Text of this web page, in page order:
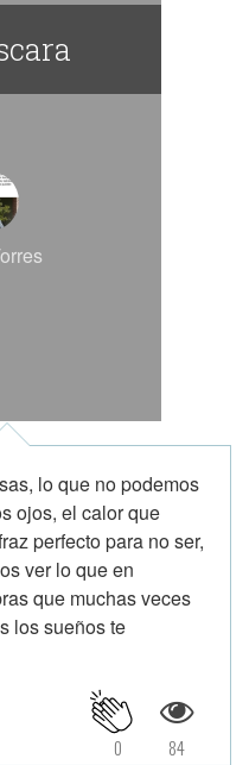
lo que no podemos
ojos, el calor que
perfecto para no ser,
ver lo que en
que muchas veces
los sueños te
84
0